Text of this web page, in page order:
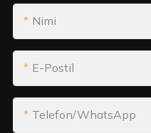
Nimi
E-Postil
Telefon/WhatsApp